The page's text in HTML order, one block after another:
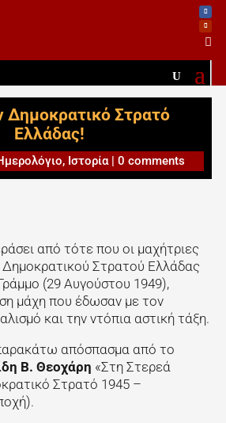

Δημοκρατικό Στρατό
Ελλάδας!
, Ιστορία| 0 comments
από τότε που οι μαχήτριες
Δημοκρατικού Στρατού Ελλάδας
(29 Αυγούστου 1949),
μάχη που έδωσαν με τον
και την ντόπια αστική τάξη.
απόσπασμα από το
Β. Θεοχάρη «Στη Στερεά
Στρατό 1945 –